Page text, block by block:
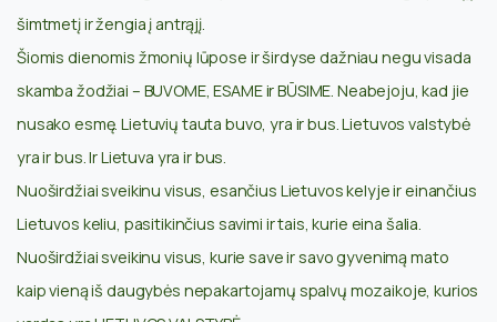
šimtmetį ir žengia į antrąjį.
Šiomis dienomis žmonių lūpose ir širdyse dažniau negu visada
skamba žodžiai – BUVOME, ESAME ir BŪSIME. Neabejoju, kad jie
nusako esmę. Lietuvių tauta buvo, yra ir bus. Lietuvos valstybė
yra ir bus. Ir Lietuva yra ir bus.
Nuoširdžiai sveikinu visus, esančius Lietuvos kelyje ir einančius
Lietuvos keliu, pasitikinčius savimi ir tais, kurie eina šalia.
Nuoširdžiai sveikinu visus, kurie save ir savo gyvenimą mato
kaip vieną iš daugybės nepakartojamų spalvų mozaikoje, kurios